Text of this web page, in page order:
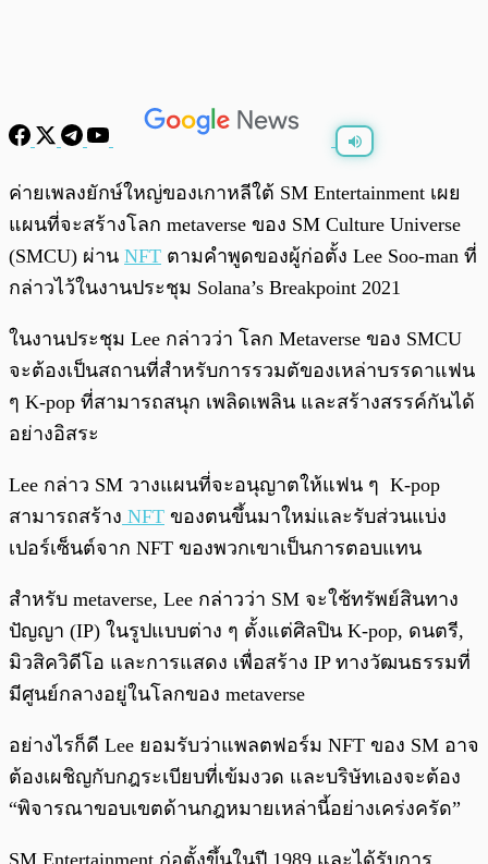
พร้อมเล่น
ค่ายเพลงยักษ์ใหญ่ของเกาหลีใต้ SM Entertainment เผย
แผนที่จะสร้างโลก metaverse ของ SM Culture Universe
(SMCU) ผ่าน NFT ตามคำพูดของผู้ก่อตั้ง Lee Soo-man ที่
กล่าวไว้ในงานประชุม Solana’s Breakpoint 2021
ในงานประชุม Lee กล่าวว่า โลก Metaverse ของ SMCU
จะต้องเป็นสถานที่สำหรับการรวมตัของเหล่าบรรดาแฟน
ๆ K-pop ที่สามารถสนุก เพลิดเพลิน และสร้างสรรค์กันได้
อย่างอิสระ
Lee กล่าว SM วางแผนที่จะอนุญาตให้แฟน ๆ K-pop
สามารถสร้าง NFT ของตนขึ้นมาใหม่และรับส่วนแบ่ง
เปอร์เซ็นต์จาก NFT ของพวกเขาเป็นการตอบแทน
สำหรับ metaverse, Lee กล่าวว่า SM จะใช้ทรัพย์สินทาง
ปัญญา (IP) ในรูปแบบต่าง ๆ ตั้งแต่ศิลปิน K-pop, ดนตรี,
มิวสิควิดีโอ และการแสดง เพื่อสร้าง IP ทางวัฒนธรรมที่
มีศูนย์กลางอยู่ในโลกของ metaverse
อย่างไรก็ดี Lee ยอมรับว่าแพลตฟอร์ม NFT ของ SM อาจ
ต้องเผชิญกับกฎระเบียบที่เข้มงวด และบริษัทเองจะต้อง
“พิจารณาขอบเขตด้านกฎหมายเหล่านี้อย่างเคร่งครัด”